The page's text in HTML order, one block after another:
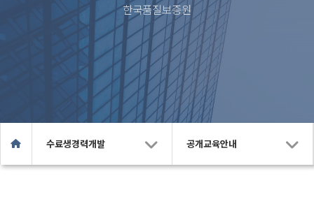
한국품질보증원
수료생경력개발 공개교육안내